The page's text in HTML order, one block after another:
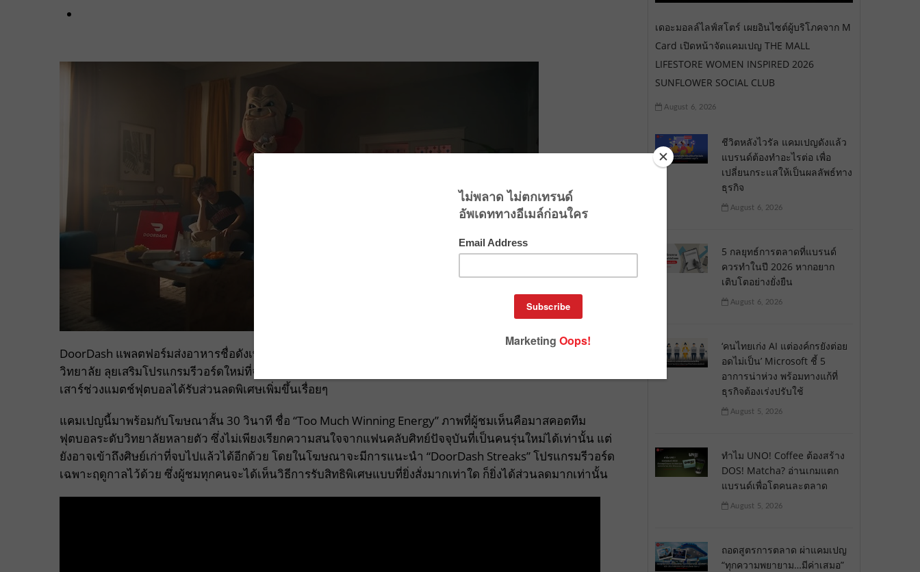
DoorDash แพลตฟอร์มส่งอาหารชื่อดังเพิ่งเปิดตัวแคมเปญการตลาดครั้งใหญ่เพื่อดึงดูดใจแฟนอเมริกันฟุตบอลระดับ
วิทยาลัย ลุยเสริมโปรแกรมรีวอร์ดใหม่ที่จะทำให้ลูกค้า Gen Z ติดใจไม่หยุด เพราะเปิดให้ทุกคนที่สั่งอาหารในวัน
เสาร์ช่วงแมตช์ฟุตบอลได้รับส่วนลดพิเศษเพิ่มขึ้นเรื่อยๆ
แคมเปญนี้มาพร้อมกับโฆษณาสั้น 30 วินาที ชื่อ “Too Much Winning Energy” ภาพที่ผู้ชมเห็นคือมาสคอตทีม
ฟุตบอลระดับวิทยาลัยหลายตัว ซึ่งไม่เพียงเรียกความสนใจจากแฟนคลับศิทย์ปัจจุบันที่เป็นคนรุ่นใหม่ได้เท่านั้น แต่
ยังอาจเข้าถึงศิษย์เก่าที่จบไปแล้วได้อีกด้วย โดยในโฆษณาจะมีการแนะนำ “DoorDash Streaks” โปรแกรมรีวอร์ด
เฉพาะฤดูกาลไว้ด้วย ซึ่งผู้ชมทุกคนจะได้เห็นวิธีการรับสิทธิพิเศษแบบที่ยิ่งสั่งมากเท่าใด ก็ยิ่งได้ส่วนลดมากเท่านั้น
เดอะมอลล์ไลฟ์สโตร์ เผยอินไซต์ผู้บริโภคจาก M
Card เปิดหน้าจัดแคมเปญ THE MALL
LIFESTORE WOMEN INSPIRED 2026
SUNFLOWER SOCIAL CLUB
August 6, 2026
ชีวิตหลังไวรัล แคมเปญดังแล้ว
แบรนด์ต้องทำอะไรต่อ เพื่อ
เปลี่ยนกระแสให้เป็นผลลัพธ์ทาง
ธุรกิจ
August 6, 2026
5 กลยุทธ์การตลาดที่แบรนด์
ควรทำในปี 2026 หากอยาก
เติบโตอย่างยั่งยืน
August 6, 2026
‘คนไทยเก่ง AI แต่องค์กรยังต่อย
อดไม่เป็น’ Microsoft ชี้ 5
อาการน่าห่วง พร้อมทางแก้ที่
ธุรกิจต้องเร่งปรับใช้
August 5, 2026
ทำไม UNO! Coffee ต้องสร้าง
DOS! Matcha? อ่านเกมแตก
แบรนด์เพื่อโตคนละตลาด
August 5, 2026
ถอดสูตรการตลาด ผ่าแคมเปญ
“ทุกความพยายาม…มีค่าเสมอ”